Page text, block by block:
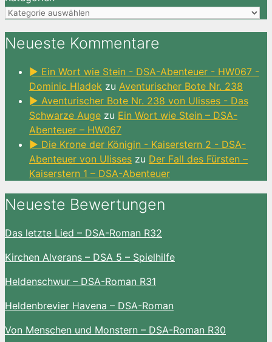
Neueste Kommentare
► Ein Wort wie Stein - DSA-Abenteuer - HW067 -
Dominic Hladek zu Aventurischer Bote Nr. 238
► Aventurischer Bote Nr. 238 von Ulisses - Das
Schwarze Auge zu Ein Wort wie Stein – DSA-
Abenteuer – HW067
► Die Krone der Königin - Kaiserstern 2 - DSA-
Abenteuer von Ulisses zu Der Fall des Fürsten –
Kaiserstern 1 – DSA-Abenteuer
Neueste Bewertungen
Das letzte Lied – DSA-Roman R32
Kirchen Alverans – DSA 5 – Spielhilfe
Heldenschwur – DSA-Roman R31
Heldenbrevier Havena – DSA-Roman
Von Menschen und Monstern – DSA-Roman R30